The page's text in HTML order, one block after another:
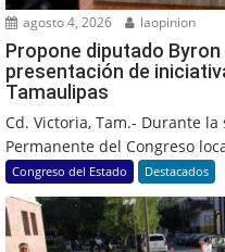
agosto 4, 2026 laopinion
Propone diputado
presentación de
Tamaulipas
Cd. Victoria, Tam.- Durante
Permanente del Congreso
Congreso del Estado Destacados